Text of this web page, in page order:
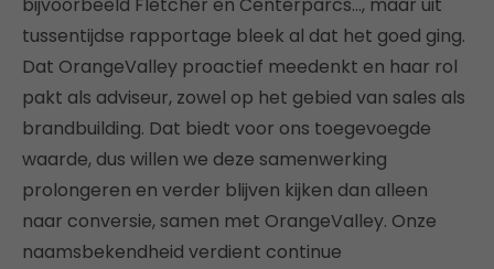
tussentijdse rapportage bleek al dat het goed ging.
Dat OrangeValley proactief meedenkt en haar rol
pakt als adviseur, zowel op het gebied van sales als
brandbuilding. Dat biedt voor ons toegevoegde
waarde, dus willen we deze samenwerking
prolongeren en verder blijven kijken dan alleen
naar conversie, samen met OrangeValley. Onze
naamsbekendheid verdient continue